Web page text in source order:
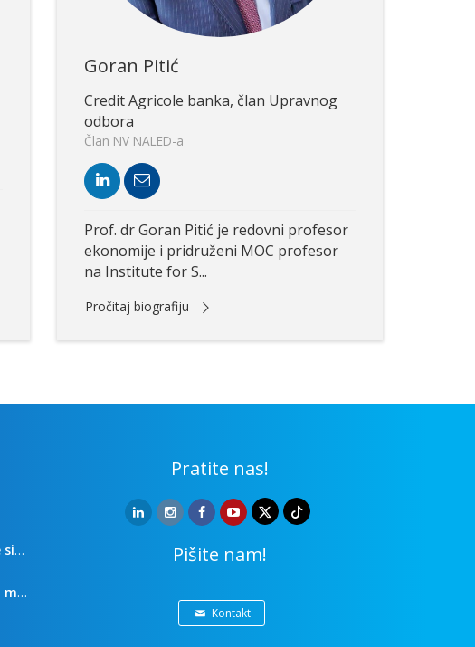
Goran Pitić
Credit Agricole banka, član Upravnog
odbora
Član NV NALED-a
Prof. dr Goran Pitić je redovni profesor
ekonomije i pridruženi MOC profesor
na Institute for S...
Pročitaj biografiju
Pregled - Nacionalni program za suzbijanje sive ekonomije
I kvartalni izveštaj o regulatornoj reformi - maj 2023
Pratite nas!
Pišite nam!
Kontakt